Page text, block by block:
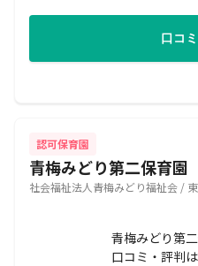
口コ
認可保育園
青梅みどり第二保育園
社会福祉法人青梅みどり福祉会 /
青梅みどり第
口コミ・評判